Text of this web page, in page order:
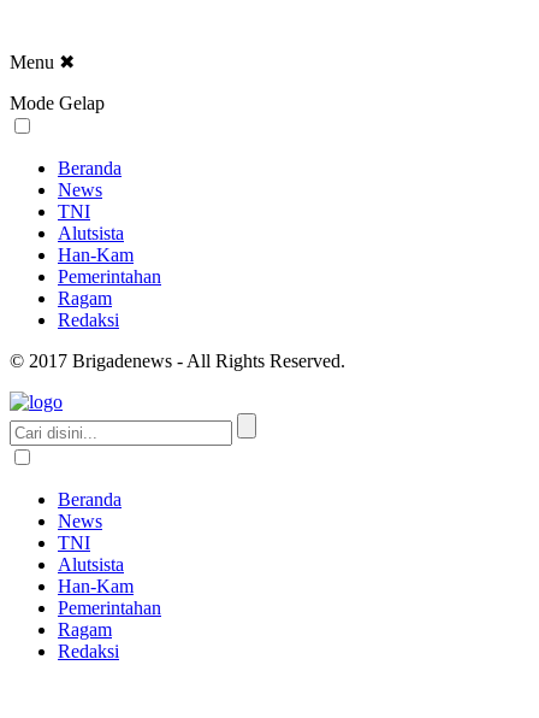
Menu ✖
Mode Gelap
Beranda
News
TNI
Alutsista
Han-Kam
Pemerintahan
Ragam
Redaksi
© 2017 Brigadenews - All Rights Reserved.
Beranda
News
TNI
Alutsista
Han-Kam
Pemerintahan
Ragam
Redaksi